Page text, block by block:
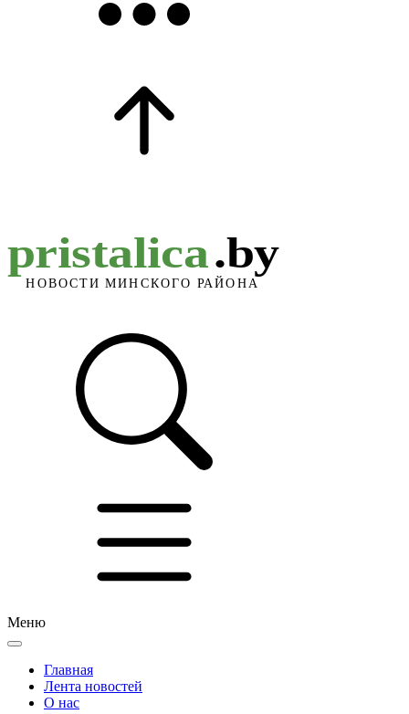
Меню
Главная
Лента новостей
О нас